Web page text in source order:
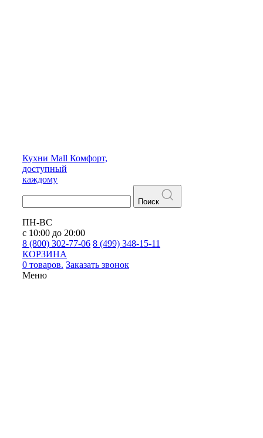
Кухни Mall Комфорт,
доступный
каждому
Поиск
ПН-ВС
с 10:00 до 20:00
8 (800) 302-77-06 8 (499) 348-15-11
КОРЗИНА
0 товаров. Заказать звонок
Меню